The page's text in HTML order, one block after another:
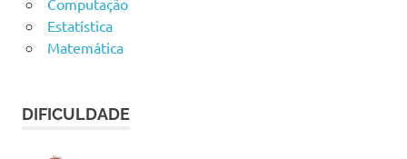
Estatística
Matemática
DIFICULDADE